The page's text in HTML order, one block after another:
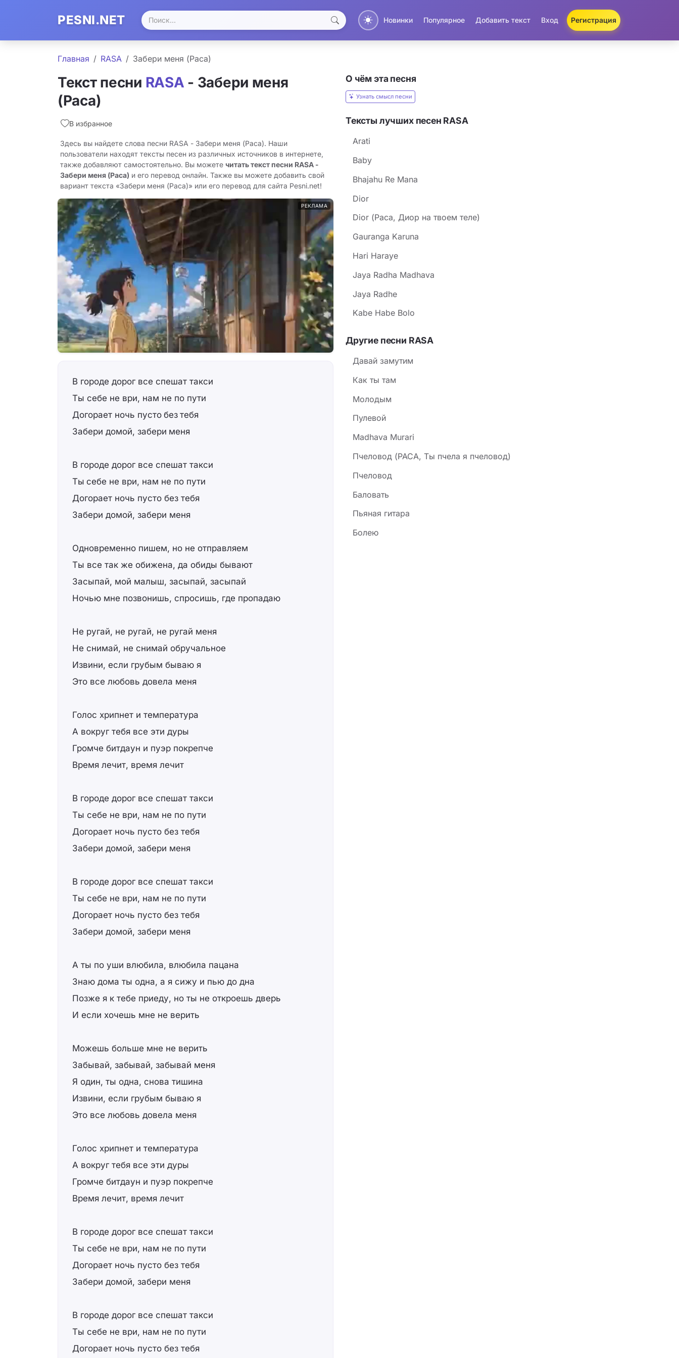
PESNI.NET Новинки Популярное Добавить текст Вход Регистрация
Главная RASA Забери меня (Раса)
Текст песни RASA - Забери меня
(Раса)
В избранное
Здесь вы найдете слова песни RASA - Забери меня (Раса). Наши
пользователи находят тексты песен из различных источников в интернете,
также добавляют самостоятельно. Вы можете читать текст песни RASA -
Забери меня (Раса) и его перевод онлайн. Также вы можете добавить свой
вариант текста «Забери меня (Раса)» или его перевод для сайта Pesni.net!
РЕКЛАМА
В городе дорог все спешат такси
Ты себе не ври, нам не по пути
Догорает ночь пусто без тебя
Забери домой, забери меня
В городе дорог все спешат такси
Ты себе не ври, нам не по пути
Догорает ночь пусто без тебя
Забери домой, забери меня
Одновременно пишем, но не отправляем
Ты все так же обижена, да обиды бывают
Засыпай, мой малыш, засыпай, засыпай
Ночью мне позвонишь, спросишь, где пропадаю
Не ругай, не ругай, не ругай меня
Не снимай, не снимай обручальное
Извини, если грубым бываю я
Это все любовь довела меня
Голос хрипнет и температура
А вокруг тебя все эти дуры
Громче битдаун и пуэр покрепче
Время лечит, время лечит
В городе дорог все спешат такси
Ты себе не ври, нам не по пути
Догорает ночь пусто без тебя
Забери домой, забери меня
В городе дорог все спешат такси
Ты себе не ври, нам не по пути
Догорает ночь пусто без тебя
Забери домой, забери меня
А ты по уши влюбила, влюбила пацана
Знаю дома ты одна, а я сижу и пью до дна
Позже я к тебе приеду, но ты не откроешь дверь
И если хочешь мне не верить
Можешь больше мне не верить
Забывай, забывай, забывай меня
Я один, ты одна, снова тишина
Извини, если грубым бываю я
Это все любовь довела меня
Голос хрипнет и температура
А вокруг тебя все эти дуры
Громче битдаун и пуэр покрепче
Время лечит, время лечит
В городе дорог все спешат такси
Ты себе не ври, нам не по пути
Догорает ночь пусто без тебя
Забери домой, забери меня
В городе дорог все спешат такси
Ты себе не ври, нам не по пути
Догорает ночь пусто без тебя
О чём эта песня
Узнать смысл песни
Тексты лучших песен RASA
Arati
Baby
Bhajahu Re Mana
Dior
Dior (Раса, Диор на твоем теле)
Gauranga Karuna
Hari Haraye
Jaya Radha Madhava
Jaya Radhe
Kabe Habe Bolo
Другие песни RASA
Давай замутим
Как ты там
Молодым
Пулевой
Madhava Murari
Пчеловод (РАСА, Ты пчела я пчеловод)
Пчеловод
Баловать
Пьяная гитара
Болею